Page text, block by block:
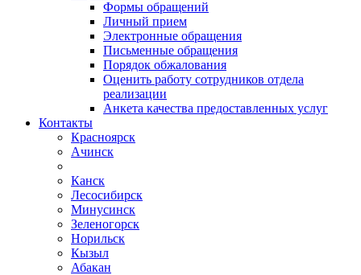
Формы обращений
Личный прием
Электронные обращения
Письменные обращения
Порядок обжалования
Оценить работу сотрудников отдела
реализации
Анкета качества предоставленных услуг
Контакты
Красноярск
Ачинск
Канск
Лесосибирск
Минусинск
Зеленогорск
Норильск
Кызыл
Абакан